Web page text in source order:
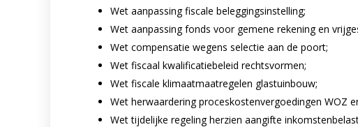
Wet aanpassing fiscale beleggingsinstelling;
Wet aanpassing fonds voor gemene rekening en
Wet compensatie wegens selectie aan de poort;
Wet fiscaal kwalificatiebeleid rechtsvormen;
Wet fiscale klimaatmaatregelen glastuinbouw;
Wet herwaardering proceskostenvergoedingen WOZ
Wet tijdelijke regeling herzien aangifte